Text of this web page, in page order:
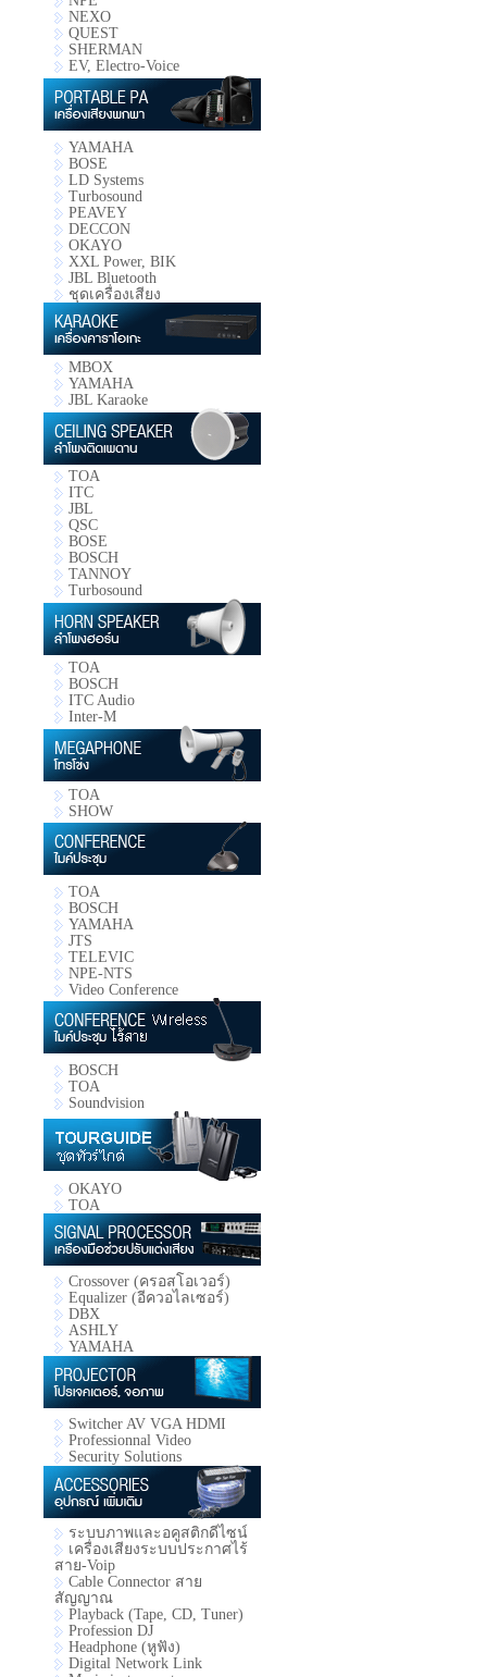
NEXO
QUEST
SHERMAN
EV, Electro-Voice
YAMAHA
BOSE
LD Systems
Turbosound
PEAVEY
DECCON
OKAYO
XXL Power, BIK
JBL Bluetooth
ชุดเครื่องเสียง
MBOX
YAMAHA
JBL Karaoke
TOA
ITC
JBL
QSC
BOSE
BOSCH
TANNOY
Turbosound
TOA
BOSCH
ITC Audio
Inter-M
TOA
SHOW
TOA
BOSCH
YAMAHA
JTS
TELEVIC
NPE-NTS
Video Conference
BOSCH
TOA
Soundvision
OKAYO
TOA
Crossover (ครอสโอเวอร์)
Equalizer (อีควอไลเซอร์)
DBX
ASHLY
YAMAHA
Switcher AV VGA HDMI
Professionnal Video
Security Solutions
ระบบภาพและอคูสติกดีไซน์
เครื่องเสียงระบบประกาศไร้
สาย-Voip
Cable Connector สาย
สัญญาณ
Playback (Tape, CD, Tuner)
Profession DJ
Headphone (หูฟัง)
Digital Network Link